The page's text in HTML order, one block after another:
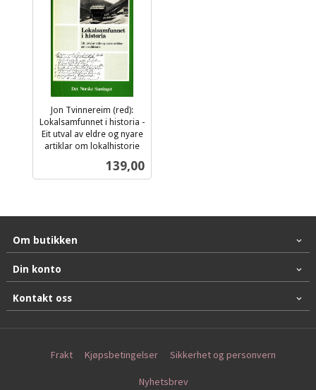
Jon Tvinnereim (red):
Lokalsamfunnet i historia -
Eit utval av eldre og nyare
artiklar om lokalhistorie
Pris
139,00
Om butikken
Din konto
Kontakt oss
Frakt Kjøpsbetingelser Sikkerhet og personvern
Nyhetsbrev